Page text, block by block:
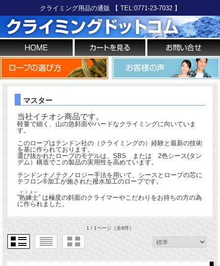
クライミング用品の通販 【 TEL:0771-23-7032 】
マスター
当社イチオシ商品です。
軽量で細く、山の急斜面やハードなクライミングに向いていま
す。
このロープはテンドン社の（クライミングの）経験と最新の技術
を基に作られております。
選び抜かれたロープのモデルは、SBS または 2色シース(タン
デム）構造でこの製品の実用性を高めています。
テンドンナノテクノロジー手法を用いて、シースとロープの芯に
テフロン®加工が施された撥水加工のロープです。
”熟練士
マスター
” は極度の斜面のクライマーやこだわりをお持ちの方の為
に作られました。
1 / 1ページ（全8件）